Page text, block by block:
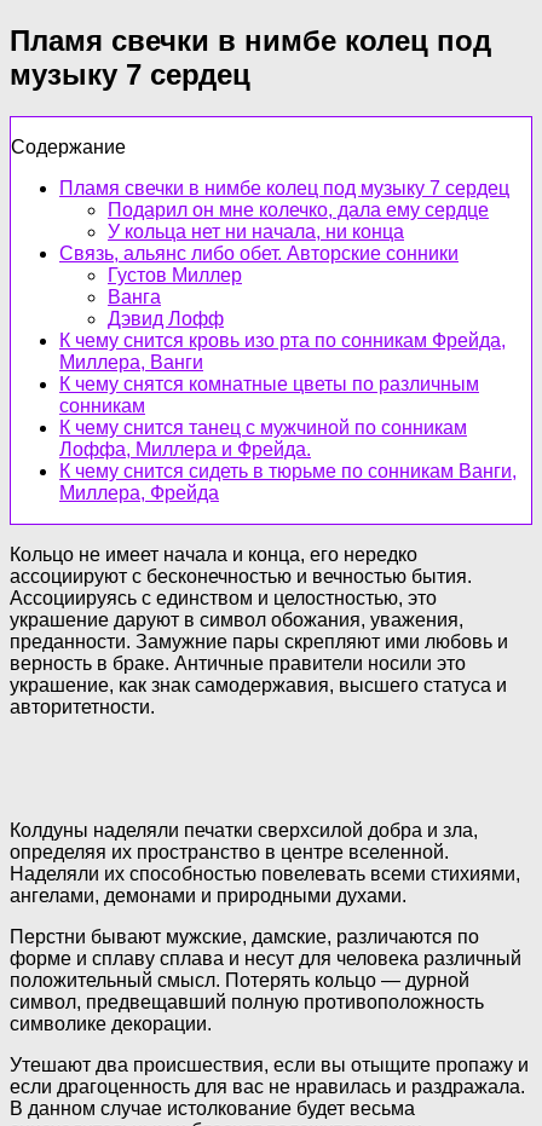
Пламя свечки в нимбе колец под
музыку 7 сердец
Содержание
Пламя свечки в нимбе колец под музыку 7 сердец
Подарил он мне колечко, дала ему сердце
У кольца нет ни начала, ни конца
Связь, альянс либо обет. Авторские сонники
Густов Миллер
Ванга
Дэвид Лофф
К чему снится кровь изо рта по сонникам Фрейда,
Миллера, Ванги
К чему снятся комнатные цветы по различным
сонникам
К чему снится танец с мужчиной по сонникам
Лоффа, Миллера и Фрейда.
К чему снится сидеть в тюрьме по сонникам Ванги,
Миллера, Фрейда
Кольцо не имеет начала и конца, его нередко
ассоциируют с бесконечностью и вечностью бытия.
Ассоциируясь с единством и целостностью, это
украшение даруют в символ обожания, уважения,
преданности. Замужние пары скрепляют ими любовь и
верность в браке. Античные правители носили это
украшение, как знак самодержавия, высшего статуса и
авторитетности.
Колдуны наделяли печатки сверхсилой добра и зла,
определяя их пространство в центре вселенной.
Наделяли их способностью повелевать всеми стихиями,
ангелами, демонами и природными духами.
Перстни бывают мужские, дамские, различаются по
форме и сплаву сплава и несут для человека различный
положительный смысл. Потерять кольцо — дурной
символ, предвещавший полную противоположность
символике декорации.
Утешают два происшествия, если вы отыщите пропажу и
если драгоценность для вас не нравилась и раздражала.
В данном случае истолкование будет весьма